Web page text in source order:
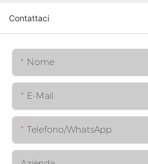
Contattaci
Nome
E-Mail
Telefono/WhatsApp